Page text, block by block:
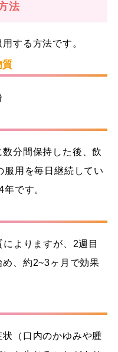
法
する方法です。
質
分間保持した後、飲
用を毎日継続してい
です。
よりますが、2週目
め、約2~3ヶ月で効果
（口内のかゆみや腫